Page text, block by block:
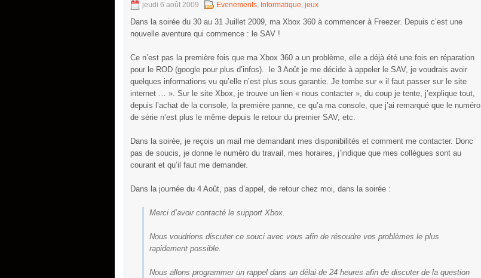
jeudi 6 août 2009 Evenements, Informatique, jeux
Dans la soirée du 30 au 31 Juillet 2009, ma Xbox 360 à commencer à Freezer. Depuis c’est une
nouvelle aventure qui commence : le SAV !
Ce n’est pas la première fois que ma Xbox 360 a un problème, elle a déjà été une fois en réparation
pour le ROD (google pour plus d’infos). le 3 Août je me décide à appeler le SAV, je voudrais avoir
quelques informations vu qu’elle n’est plus sous garantie. Je tombe sur « il faut passer sur le site
internet … ». Sur le site Xbox, je trouve un lien « nous contacter », du coup je tente, j’explique tout,
depuis l’achat de la console, la première panne, ce qu’a ma console, que j’ai remarqué que le numéro
de série n’est plus le même depuis le retour du premier SAV, etc.
Dans la soirée, je reçois un mail me demandant mes disponibilités et comment me contacter. Donc
pas de soucis, je donne le numéro du travail, mes horaires, j’indique que mes collègues sont au
courant et qu’il faut me demander.
Dans la journée du 4 Août, pas d’appel, de retour chez moi, dans la soirée :
Merci d’avoir contacté le support Xbox.
Nous voudrions discuter ce souci avec vous afin de résoudre vos problèmes le plus
rapidement possible.
Nous allons programmer un rappel dans un délai de 24 heures afin de discuter de la question